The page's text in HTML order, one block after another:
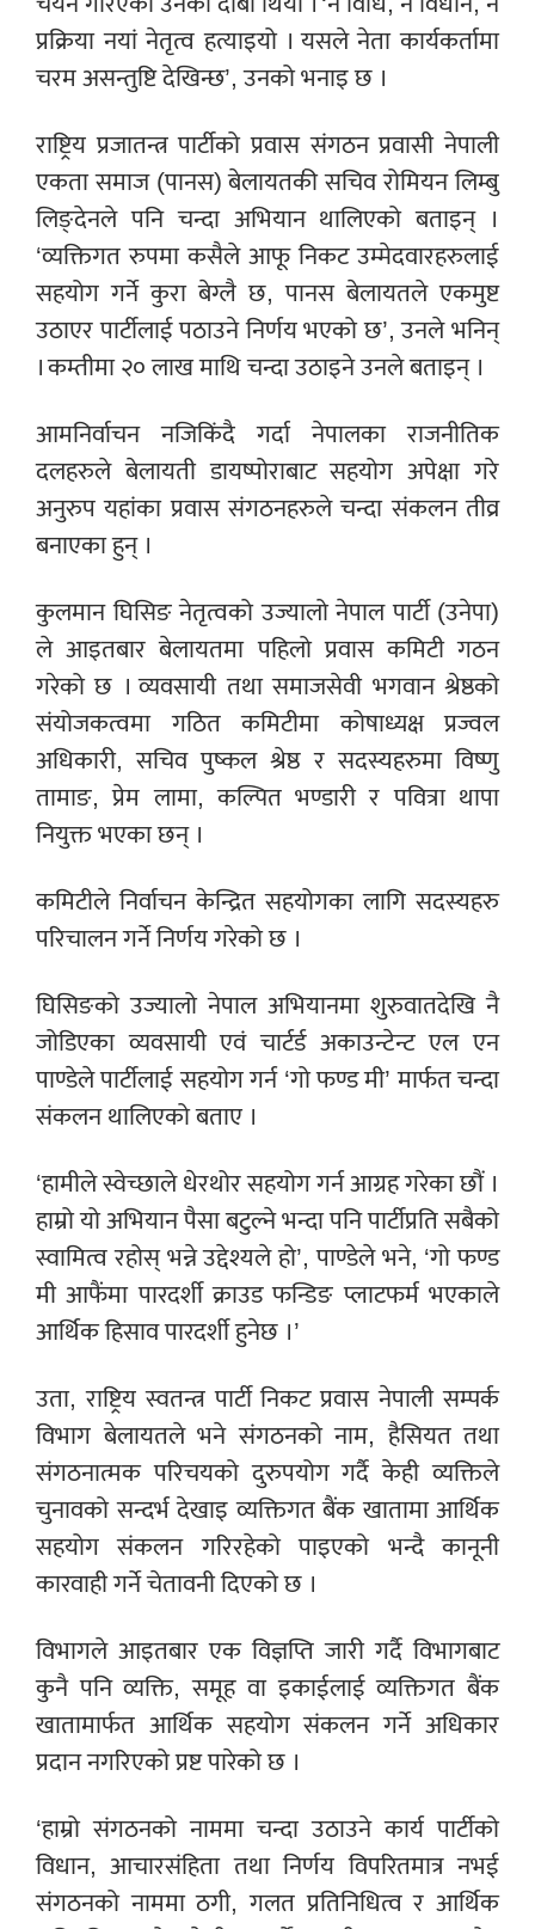
प्रक्रिया नयां नेतृत्व हत्याइयो । यसले नेता कार्यकर्तामा
चरम असन्तुष्टि देखिन्छ’, उनको भनाइ छ ।
राष्ट्रिय प्रजातन्त्र पार्टीको प्रवास संगठन प्रवासी नेपाली
एकता समाज (पानस) बेलायतकी सचिव रोमियन लिम्बु
लिङ्देनले पनि चन्दा अभियान थालिएको बताइन् ।
‘व्यक्तिगत रुपमा कसैले आफू निकट उम्मेदवारहरुलाई
सहयोग गर्ने कुरा बेग्लै छ, पानस बेलायतले एकमुष्ट
उठाएर पार्टीलाई पठाउने निर्णय भएको छ’, उनले भनिन्
। कम्तीमा २० लाख माथि चन्दा उठाइने उनले बताइन् ।
आमनिर्वाचन नजिकिंदै गर्दा नेपालका राजनीतिक
दलहरुले बेलायती डायष्पोराबाट सहयोग अपेक्षा गरे
अनुरुप यहांका प्रवास संगठनहरुले चन्दा संकलन तीव्र
बनाएका हुन् ।
कुलमान घिसिङ नेतृत्वको उज्यालो नेपाल पार्टी (उनेपा)
ले आइतबार बेलायतमा पहिलो प्रवास कमिटी गठन
गरेको छ । व्यवसायी तथा समाजसेवी भगवान श्रेष्ठको
संयोजकत्वमा गठित कमिटीमा कोषाध्यक्ष प्रज्वल
अधिकारी, सचिव पुष्कल श्रेष्ठ र सदस्यहरुमा विष्णु
तामाङ, प्रेम लामा, कल्पित भण्डारी र पवित्रा थापा
नियुक्त भएका छन् ।
कमिटीले निर्वाचन केन्द्रित सहयोगका लागि सदस्यहरु
परिचालन गर्ने निर्णय गरेको छ ।
घिसिङको उज्यालो नेपाल अभियानमा शुरुवातदेखि नै
जोडिएका व्यवसायी एवं चार्टर्ड अकाउन्टेन्ट एल एन
पाण्डेले पार्टीलाई सहयोग गर्न ‘गो फण्ड मी’ मार्फत चन्दा
संकलन थालिएको बताए ।
‘हामीले स्वेच्छाले धेरथोर सहयोग गर्न आग्रह गरेका छौं ।
हाम्रो यो अभियान पैसा बटुल्ने भन्दा पनि पार्टीप्रति सबैको
स्वामित्व रहोस् भन्ने उद्देश्यले हो’, पाण्डेले भने, ‘गो फण्ड
मी आफैंमा पारदर्शी क्राउड फन्डिङ प्लाटफर्म भएकाले
आर्थिक हिसाव पारदर्शी हुनेछ ।’
उता, राष्ट्रिय स्वतन्त्र पार्टी निकट प्रवास नेपाली सम्पर्क
विभाग बेलायतले भने संगठनको नाम, हैसियत तथा
संगठनात्मक परिचयको दुरुपयोग गर्दै केही व्यक्तिले
चुनावको सन्दर्भ देखाइ व्यक्तिगत बैंक खातामा आर्थिक
सहयोग संकलन गरिरहेको पाइएको भन्दै कानूनी
कारवाही गर्ने चेतावनी दिएको छ ।
विभागले आइतबार एक विज्ञप्ति जारी गर्दै विभागबाट
कुनै पनि व्यक्ति, समूह वा इकाईलाई व्यक्तिगत बैंक
खातामार्फत आर्थिक सहयोग संकलन गर्ने अधिकार
प्रदान नगरिएको प्रष्ट पारेको छ ।
‘हाम्रो संगठनको नाममा चन्दा उठाउने कार्य पार्टीको
विधान, आचारसंहिता तथा निर्णय विपरितमात्र नभई
संगठनको नाममा ठगी, गलत प्रतिनिधित्व र आर्थिक